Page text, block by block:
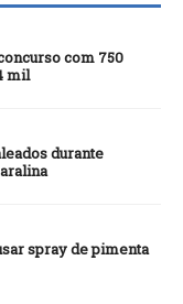
com 750
mil
durante
spray de pimenta